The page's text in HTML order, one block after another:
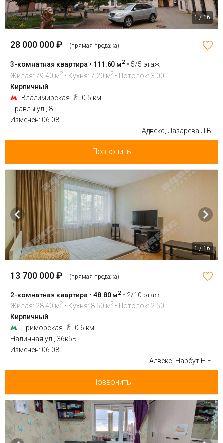
1 / 16
28 000 000 ₽ (прямая продажа)
3-комнатная квартира • 111.60 м2 • 5/5 этаж
Жилая: 79.40 м2 • Кухня: 7.20 м2 • Потолок: 3.00
Кирпичный
Владимирская
0.5 км
Правды ул., 8
Изменен: 06.08
Адвекс, Лазарева Л.В.
Позвонить
1 / 16
13 700 000 ₽ (прямая продажа)
2-комнатная квартира • 48.80 м2 • 2/10 этаж
Жилая: 28.40 м2 • Кухня: 8.50 м2 • Потолок: 2.50
Кирпичный
Приморская
0.6 км
Наличная ул., 36к5Б
Изменен: 06.08
Адвекс, Нарбут Н.Е.
Позвонить